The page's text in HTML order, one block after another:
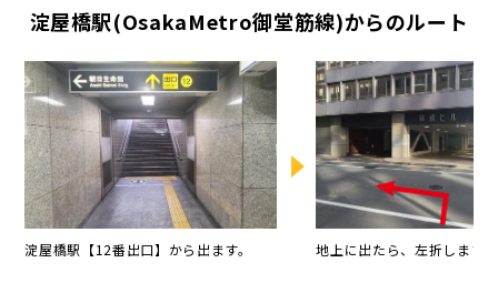
淀屋橋駅(OsakaMetro御堂筋線)からのルート
淀屋橋駅【12番出口】から出ます。 地上に出たら、左折します。